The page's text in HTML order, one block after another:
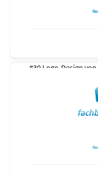
#30 Logo-Design von